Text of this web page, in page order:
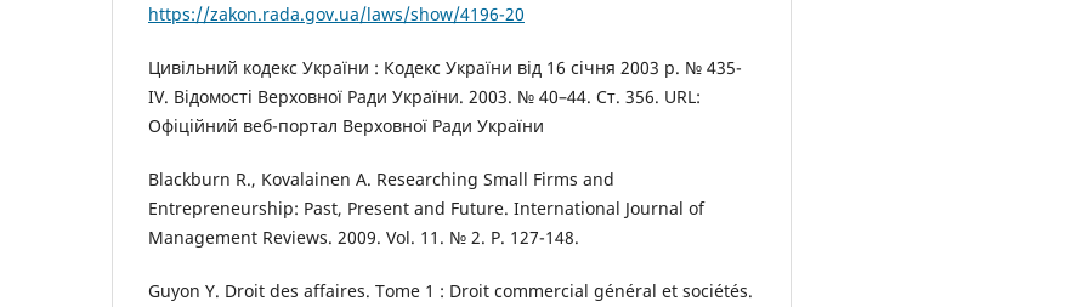
https://zakon.rada.gov.ua/laws/show/4196-20
Цивільний кодекс України : Кодекс України від 16 січня 2003 р. № 435-
IV. Відомості Верховної Ради України. 2003. № 40–44. Ст. 356. URL:
Офіційний веб-портал Верховної Ради України
Blackburn R., Kovalainen A. Researching Small Firms and
Entrepreneurship: Past, Present and Future. International Journal of
Management Reviews. 2009. Vol. 11. № 2. P. 127-148.
Guyon Y. Droit des affaires. Tome 1 : Droit commercial général et sociétés.